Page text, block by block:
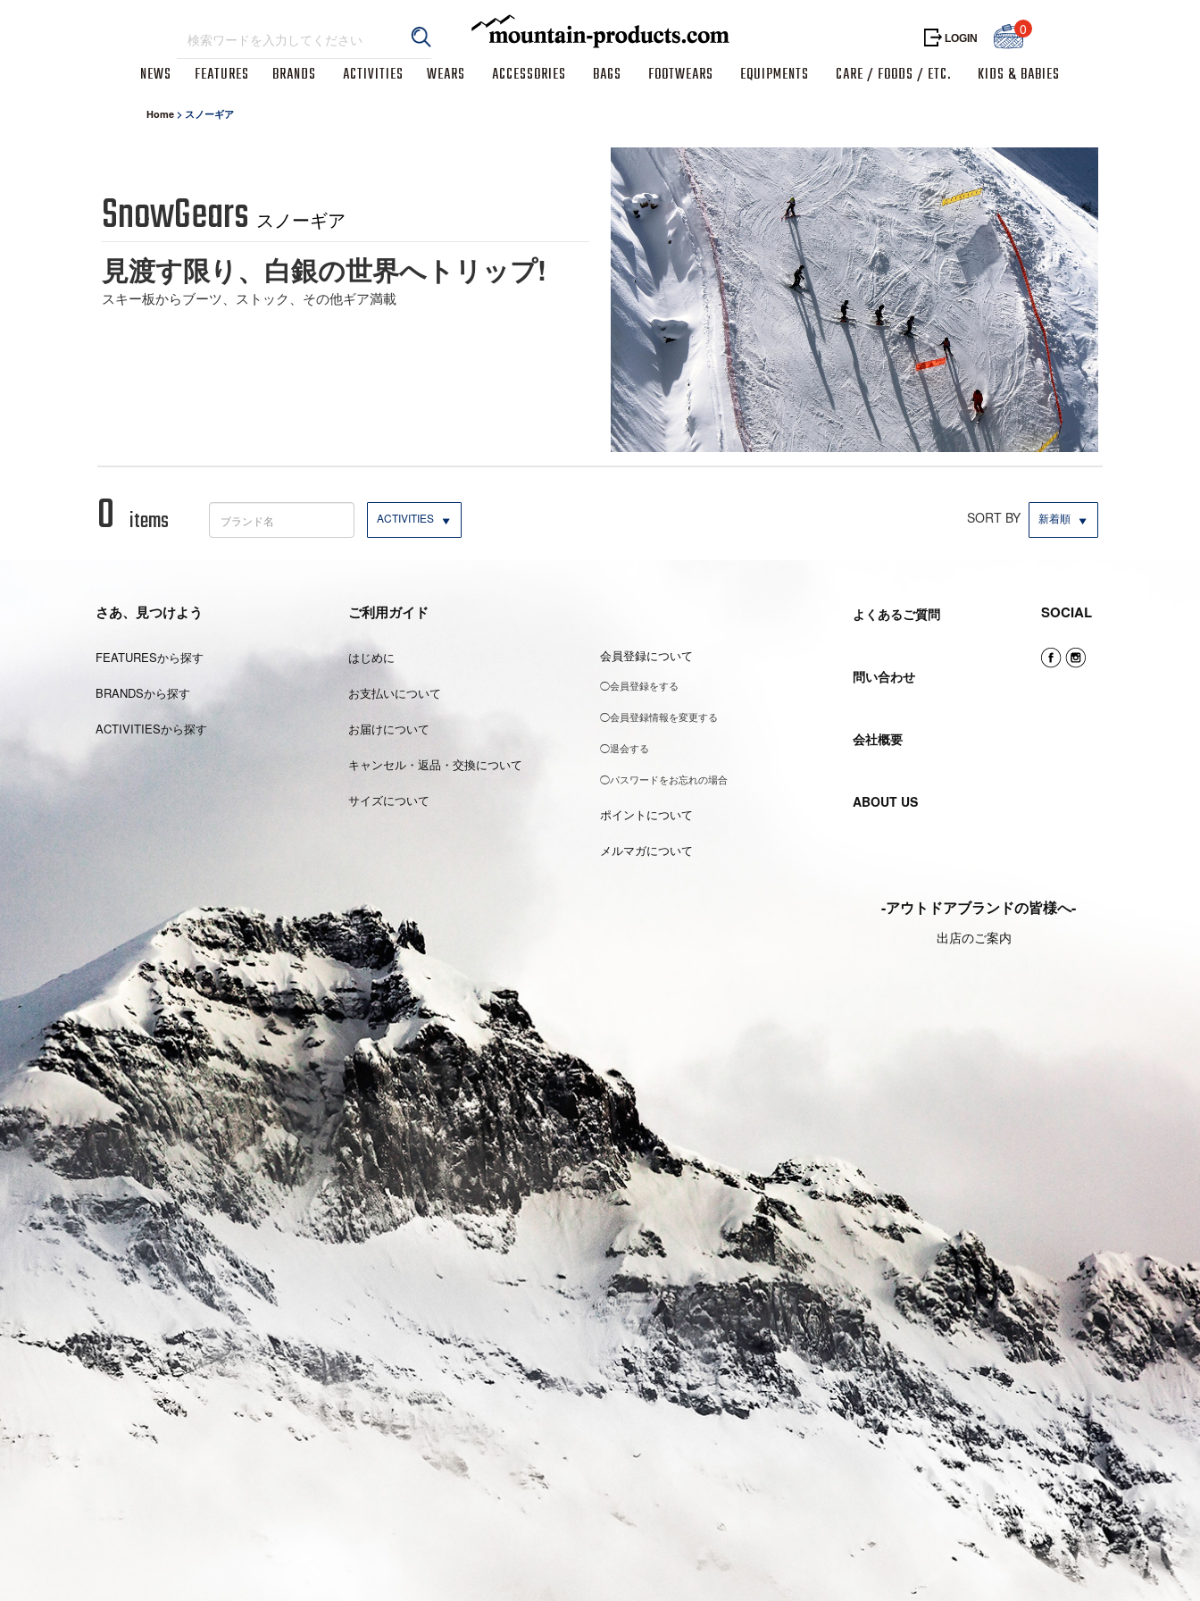
LOGIN
0
NEWS FEATURES BRANDS ACTIVITIES WEARS ACCESSORIES BAGS FOOTWEARS EQUIPMENTS CARE / FOODS / ETC. KIDS & BABIES
Home > スノーギア
SnowGears スノーギア
見渡す限り、白銀の世界へトリップ!
スキー板からブーツ、ストック、その他ギア満載
0 items ACTIVITIES SORT BY 新着順
さあ、見つけよう
FEATURESから探す
BRANDSから探す
ACTIVITIESから探す
ご利用ガイド
はじめに
お支払いについて
お届けについて
キャンセル・返品・交換について
サイズについて
会員登録について
◯会員登録をする
◯会員登録情報を変更する
◯退会する
◯パスワードをお忘れの場合
ポイントについて
メルマガについて
よくあるご質問
問い合わせ
会社概要
ABOUT US
SOCIAL
-アウトドアブランドの皆様へ-
出店のご案内